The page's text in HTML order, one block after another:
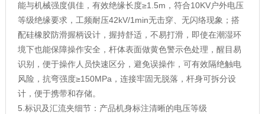
能与机械强度俱佳，有效绝缘长度≥1.5m，符合10KV户外电压
等级绝缘要求，工频耐压42kV/1min无击穿、无闪络现象；搭
配硅橡胶防滑握柄设计，握持舒适，不易打滑，即使在潮湿环
境下也能保障操作安全，杆体表面做黄色警示色处理，醒目易
识别，便于操作人员快速区分，避免误操作，可有效隔绝触电
风险，抗弯强度≥150MPa，连接牢固无脱落，杆身可拆分设
计，便于携带和存储。
5.标识及汇流夹细节：产品机身标注清晰的电压等级